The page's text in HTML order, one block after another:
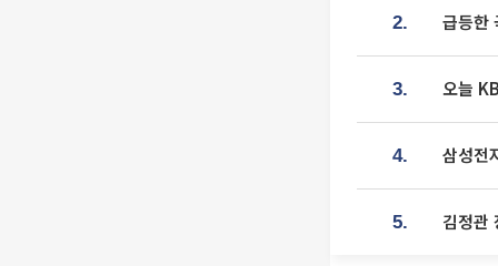
2. 급등한
3. 오늘
4. 삼성전
5. 김정관